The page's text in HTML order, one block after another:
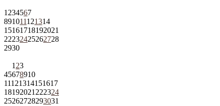
1 234567
891011121314
15161718192021
22232425262728
2930
1 23
45678910
11121314151617
18192021 222324
25262728293031